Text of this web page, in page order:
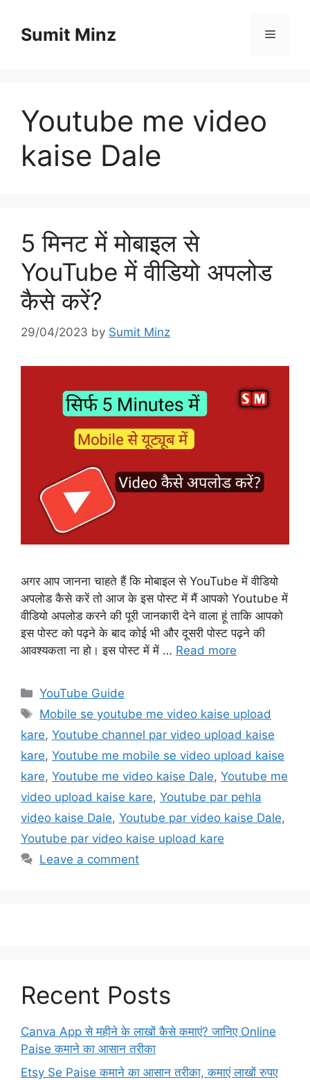
contentSumit Minz Menu
Youtube me video
kaise Dale
5 मिनट में मोबाइल से
YouTube में वीडियो अपलोड
कैसे करें?
29/04/2023 by Sumit Minz
अगर आप जानना चाहते हैं कि मोबाइल से YouTube में वीडियो
अपलोड कैसे करें तो आज के इस पोस्ट में मैं आपको Youtube में
वीडियो अपलोड करने की पूरी जानकारी देने वाला हूं ताकि आपको
इस पोस्ट को पढ़ने के बाद कोई भी और दूसरी पोस्ट पढ़ने की
आवश्यकता ना हो। इस पोस्ट में में … Read more
Categories
YouTube Guide
Tags
Mobile se youtube me video kaise upload
kare, Youtube channel par video upload kaise
kare, Youtube me mobile se video upload kaise
kare, Youtube me video kaise Dale, Youtube me
video upload kaise kare, Youtube par pehla
video kaise Dale, Youtube par video kaise Dale,
Youtube par video kaise upload kare
Leave a comment
Recent Posts
Canva App से महीने के लाखों कैसे कमाएं? जानिए Online
Paise कमाने का आसान तरीका
Etsy Se Paise कमाने का आसान तरीका, कमाएं लाखों रुपए